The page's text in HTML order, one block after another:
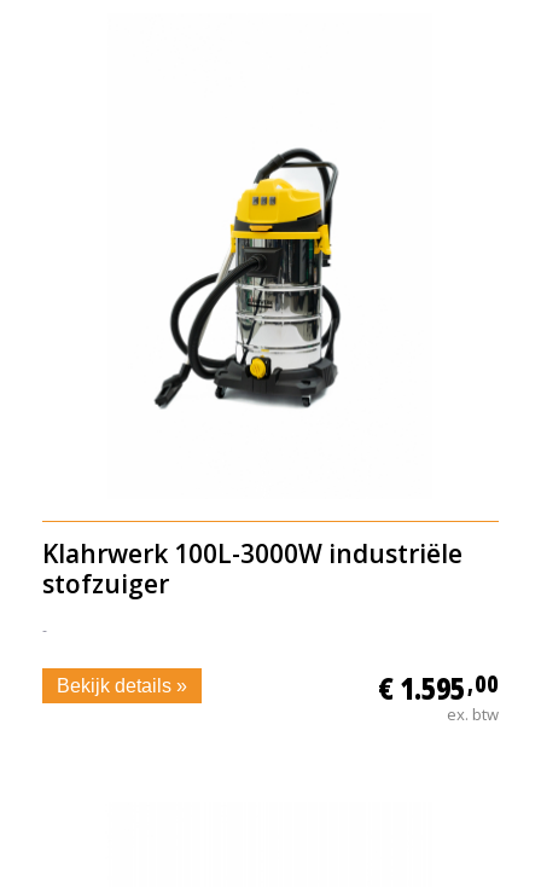
Klahrwerk 100L-3000W industriële
stofzuiger
-
€ 1.595,00
ex. btw
Bekijk details »